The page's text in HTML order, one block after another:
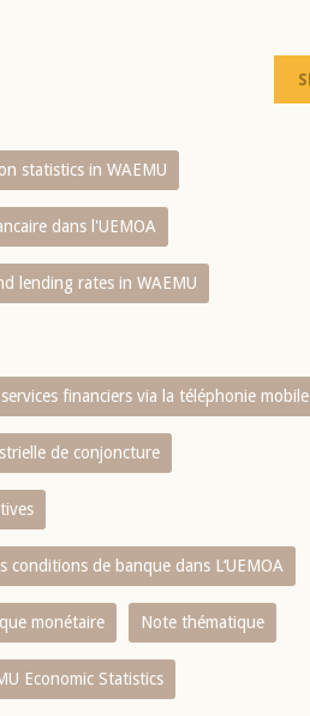
statistics in WAEMU
dans l'UEMOA
lending rates in WAEMU
financiers via la téléphonie mobile
de conjoncture
conditions de banque dans L‘UEMOA
monétaire Note thématique
Economic Statistics